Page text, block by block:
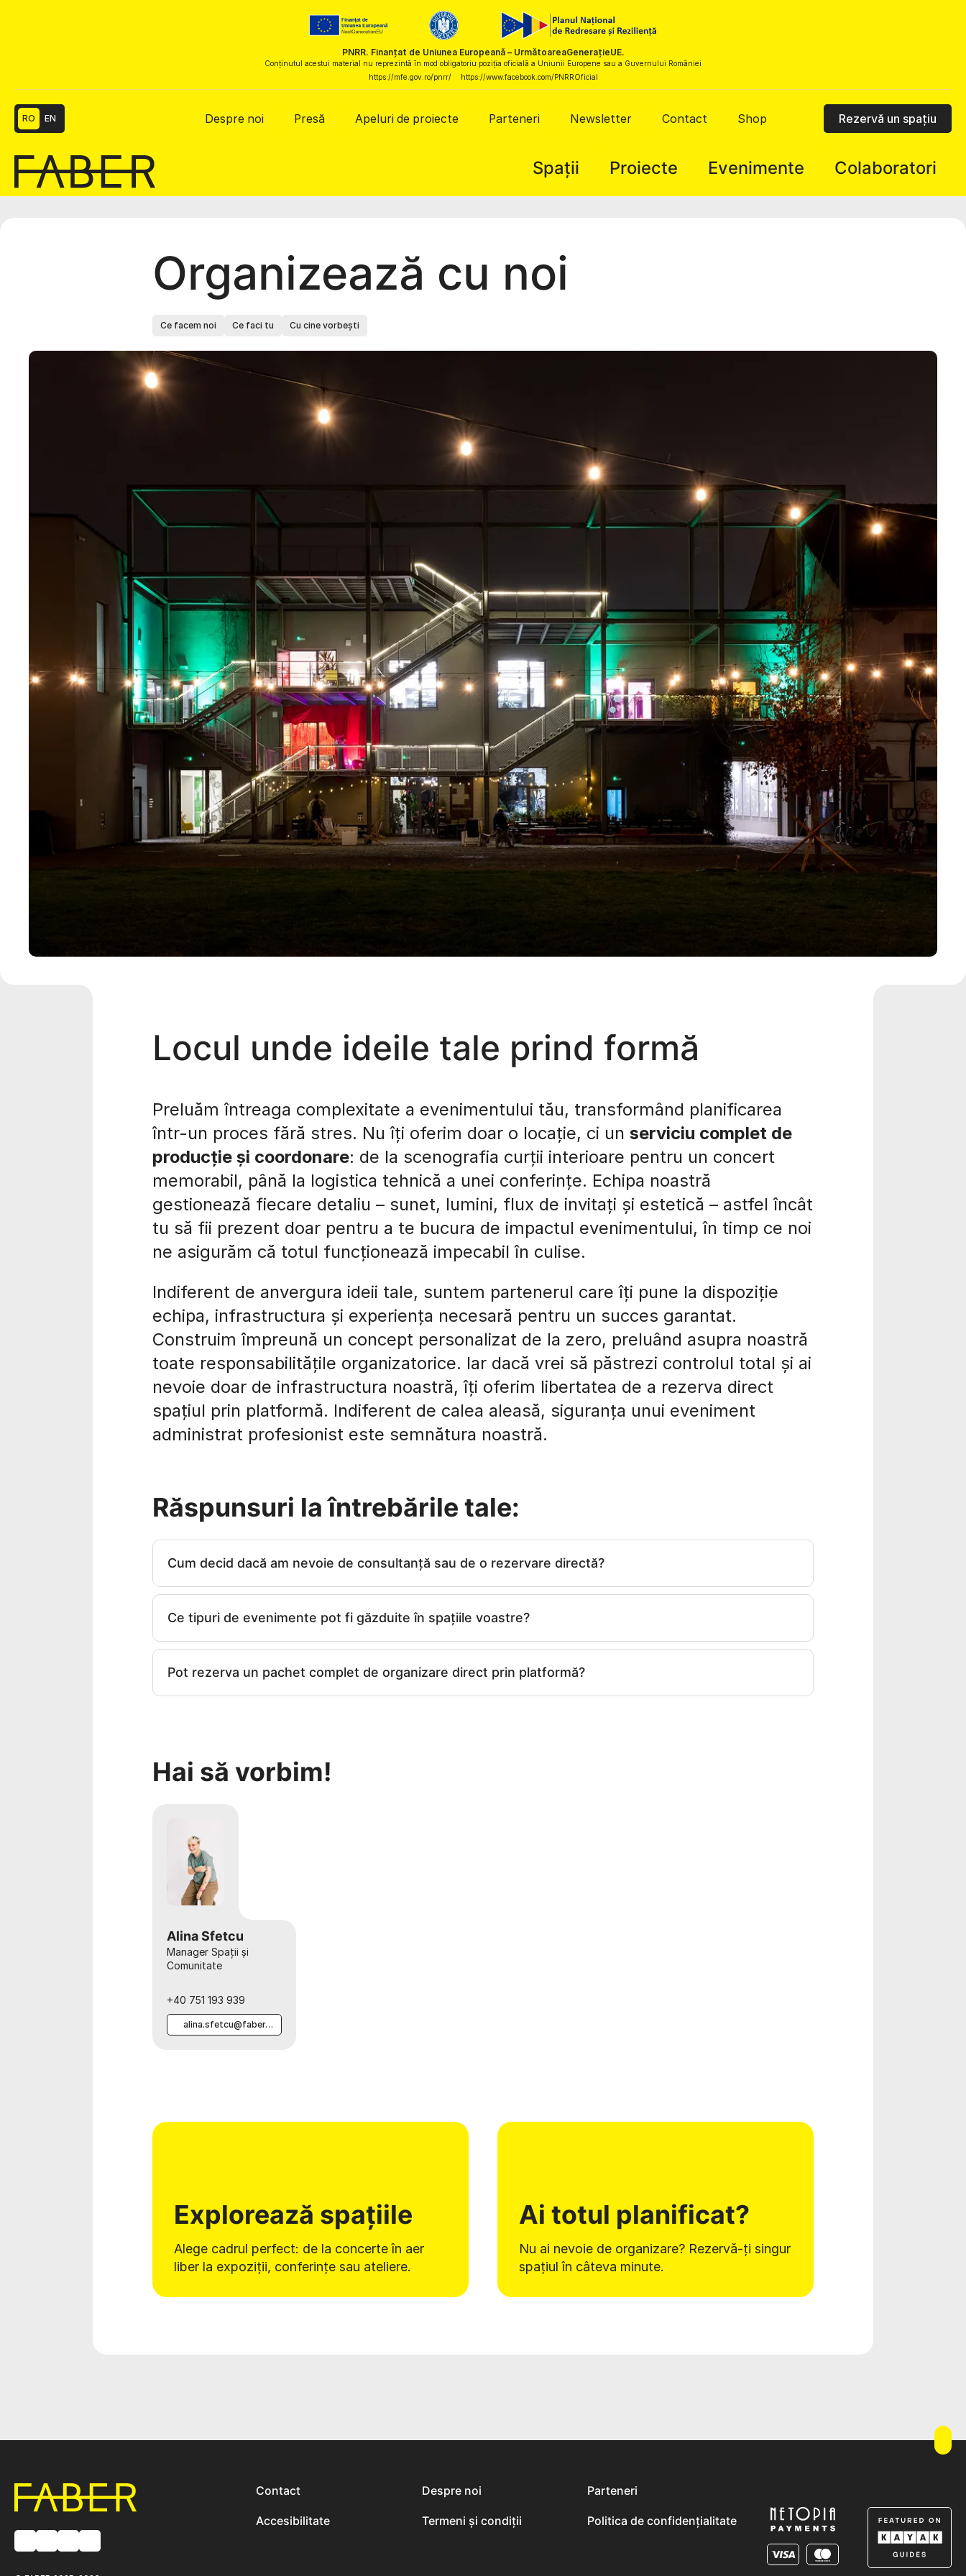
PNRR. Finanțat de Uniunea Europeană – UrmătoareaGenerațieUE.
Conținutul acestui material nu reprezintă în mod obligatoriu poziția oficială a Uniunii Europene sau a Guvernului României
https://mfe.gov.ro/pnrr/
https://www.facebook.com/PNRROficial
RO EN Despre noi Presă Apeluri de proiecte Parteneri Newsletter Contact Shop Rezervă un spațiu
Spații Proiecte Evenimente Colaboratori
Organizează cu noi
Ce facem noi Ce faci tu Cu cine vorbești
Locul unde ideile tale prind formă
Preluăm întreaga complexitate a evenimentului tău, transformând planificarea
într-un proces fără stres. Nu îți oferim doar o locație, ci un serviciu complet de
producție și coordonare: de la scenografia curții interioare pentru un concert
memorabil, până la logistica tehnică a unei conferințe. Echipa noastră
gestionează fiecare detaliu – sunet, lumini, flux de invitați și estetică – astfel încât
tu să fii prezent doar pentru a te bucura de impactul evenimentului, în timp ce noi
ne asigurăm că totul funcționează impecabil în culise.
Indiferent de anvergura ideii tale, suntem partenerul care îți pune la dispoziție
echipa, infrastructura și experiența necesară pentru un succes garantat.
Construim împreună un concept personalizat de la zero, preluând asupra noastră
toate responsabilitățile organizatorice. Iar dacă vrei să păstrezi controlul total și ai
nevoie doar de infrastructura noastră, îți oferim libertatea de a rezerva direct
spațiul prin platformă. Indiferent de calea aleasă, siguranța unui eveniment
administrat profesionist este semnătura noastră.
Răspunsuri la întrebările tale:
Cum decid dacă am nevoie de consultanță sau de o rezervare directă?
Ce tipuri de evenimente pot fi găzduite în spațiile voastre?
Pot rezerva un pachet complet de organizare direct prin platformă?
Hai să vorbim!
Alina Sfetcu
Manager Spații și
Comunitate
+40 751 193 939
alina.sfetcu@faber.ro
Explorează spațiile
Alege cadrul perfect: de la concerte în aer
liber la expoziții, conferințe sau ateliere.
Ai totul planificat?
Nu ai nevoie de organizare? Rezervă-ți singur
spațiul în câteva minute.
Contact Despre noi Parteneri
Accesibilitate Termeni și condiții Politica de confidențialitate